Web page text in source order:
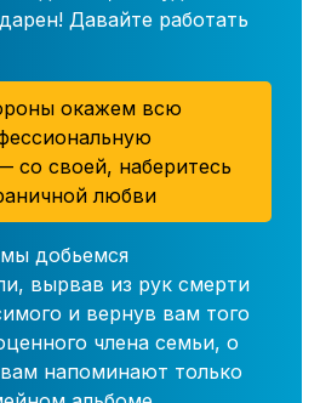
Давайте работать
окажем всю
своей, наберитесь
любви
добьемся
вырвав из рук смерти
и вернув вам того
члена семьи, о
напоминают только